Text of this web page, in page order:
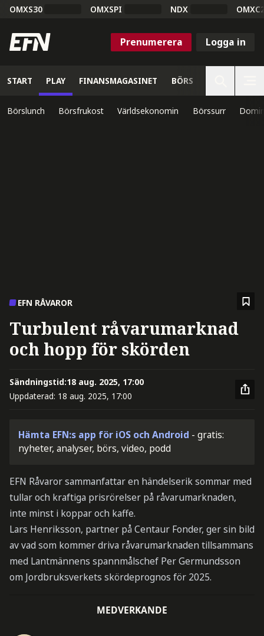
OMXS30 OMXSPI NDX
Prenumerera Logga in
START PLAY FINANSMAGASINET BÖRS
Börslunch Börsfrukost Världsekonomin Börssurr
EFN RÅVAROR
Turbulent råvarumarknad
och hopp för skörden
Sändningstid:18 aug. 2025, 17:00
Uppdaterad: 18 aug. 2025, 17:00
Hämta EFN:s app för iOS och Android - gratis:
nyheter, analyser, börs, video, podd
EFN Råvaror sammanfattar en händelserik sommar med
tullar och kraftiga prisrörelser på råvarumarknaden,
inte minst i koppar och kaffe.
Lars Henriksson, partner på Centaur Fonder, ger sin bild
av vad som kommer driva råvarumarknaden tillsammans
med Lantmännens spannmålschef Per Germundsson
om Jordbruksverkets skördeprognos för 2025.
MEDVERKANDE